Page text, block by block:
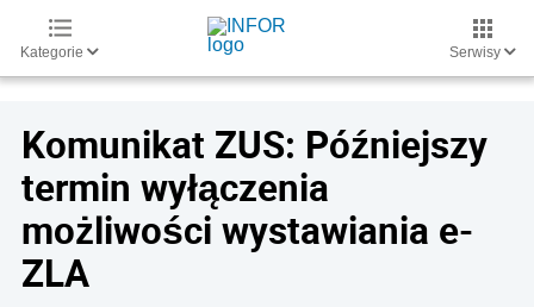
Kategorie Serwisy
Komunikat ZUS: Późniejszy
termin wyłączenia
możliwości wystawiania e-
ZLA